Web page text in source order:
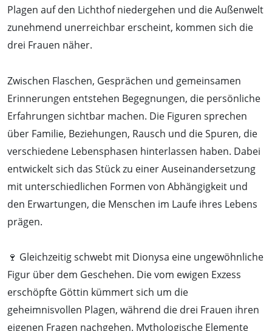
Plagen auf den Lichthof niedergehen und die Außenwelt
zunehmend unerreichbar erscheint, kommen sich die
drei Frauen näher.
Zwischen Flaschen, Gesprächen und gemeinsamen
Erinnerungen entstehen Begegnungen, die persönliche
Erfahrungen sichtbar machen. Die Figuren sprechen
über Familie, Beziehungen, Rausch und die Spuren, die
verschiedene Lebensphasen hinterlassen haben. Dabei
entwickelt sich das Stück zu einer Auseinandersetzung
mit unterschiedlichen Formen von Abhängigkeit und
den Erwartungen, die Menschen im Laufe ihres Lebens
prägen.
🍷 Gleichzeitig schwebt mit Dionysa eine ungewöhnliche
Figur über dem Geschehen. Die vom ewigen Exzess
erschöpfte Göttin kümmert sich um die
geheimnisvollen Plagen, während die drei Frauen ihren
eigenen Fragen nachgehen. Mythologische Elemente